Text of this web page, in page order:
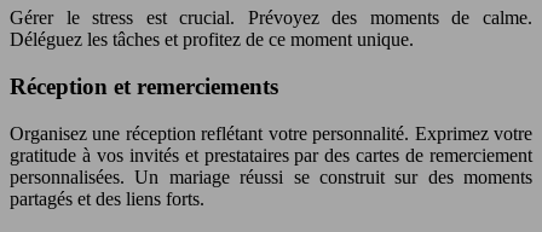
Gérer le stress est crucial. Prévoyez des moments de calme.
Déléguez les tâches et profitez de ce moment unique.
Réception et remerciements
Organisez une réception reflétant votre personnalité. Exprimez votre
gratitude à vos invités et prestataires par des cartes de remerciement
personnalisées. Un mariage réussi se construit sur des moments
partagés et des liens forts.